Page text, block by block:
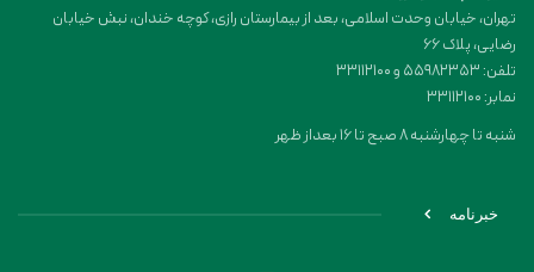
تهران، خیابان وحدت اسلامی، بعد از بیمارستان رازی، کوچه خندان، نبش خیابان
رضایی، پلاک ۶۶
تلفن: 55982353 و 33112100
نمابر: 33112100
شنبه تا چهارشنبه 8 صبح تا 16 بعداز ظهر
خبرنامه